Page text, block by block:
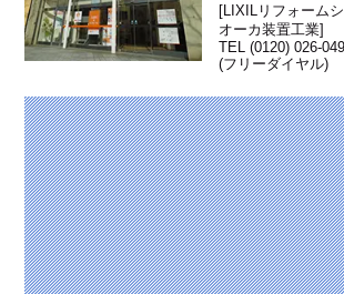
[LIXILリフォーム
オーカ装置工業]
TEL (0120) 026-049
(フリーダイヤル)